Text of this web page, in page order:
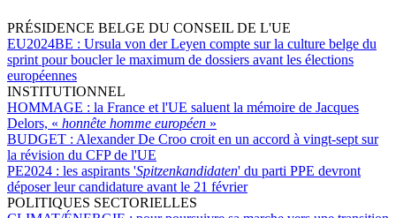
PRÉSIDENCE BELGE DU CONSEIL DE L'UE
EU2024BE : Ursula von der Leyen compte sur la culture belge du
sprint pour boucler le maximum de dossiers avant les élections
européennes
INSTITUTIONNEL
HOMMAGE : la France et l'UE saluent la mémoire de Jacques
Delors, « honnête homme européen »
BUDGET : Alexander De Croo croit en un accord à vingt-sept sur
la révision du CFP de l'UE
PE2024 : les aspirants 'Spitzenkandidaten' du parti PPE devront
déposer leur candidature avant le 21 février
POLITIQUES SECTORIELLES